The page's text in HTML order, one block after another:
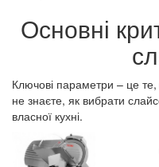
Основні
Ключові параметри – це
не знаєте, як вибрати
власної кухні.